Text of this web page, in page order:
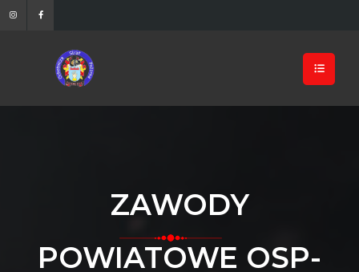
ZAWODY
POWIATOWE OSP-